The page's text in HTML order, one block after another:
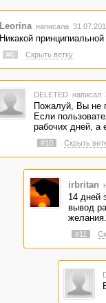
Leorina написала
Никакой
#6 Скрыть ветку
DELETED написал
Пожалуй, Вы не
Если
рабочих дней, а
#10 Скрыть
irbritan
14 дней
вывод
желания.
#11